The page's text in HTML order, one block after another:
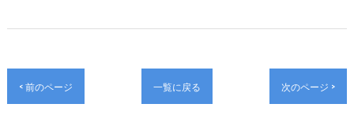
< 前のページ 一覧に戻る 次のページ >